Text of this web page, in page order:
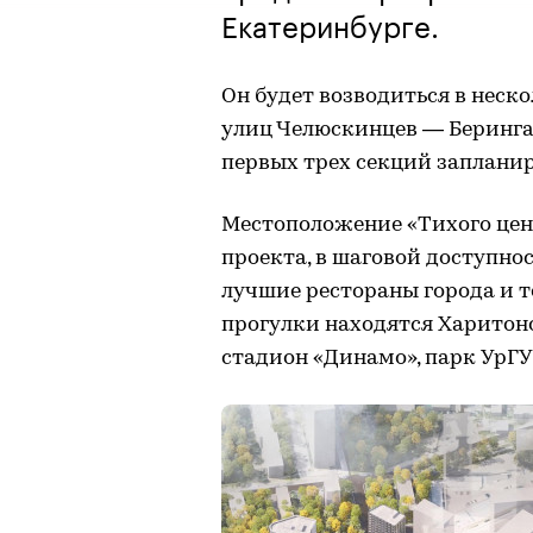
Екатеринбурге.
Он будет возводиться в
улиц Челюскинцев —
первых трех секций
Местоположение «Тихого
проекта, в шаговой
лучшие рестораны города и
прогулки находятся
стадион «Динамо», парк